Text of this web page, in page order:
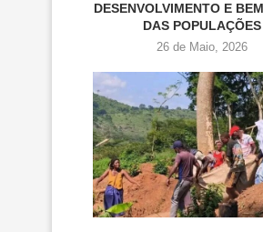
DESENVOLVIMENTO E
DAS POPULAÇÕES
26 de Maio, 2026